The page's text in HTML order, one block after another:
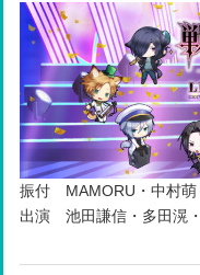
振付 MAMORU・中村萌
出演 池田謙信・多田滉